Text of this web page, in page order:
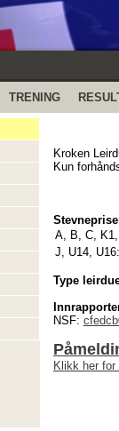
TRENING
Kroken
Kun
A, B, C,
J, U14, U16:
Type
NSF:
Klikk her